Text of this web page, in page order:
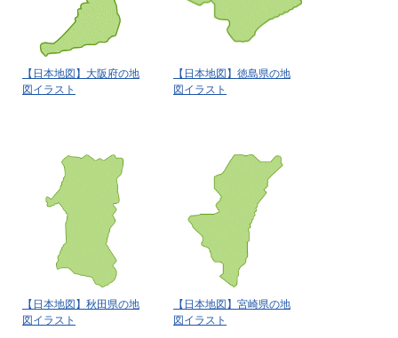
【日本地図】大阪府の地
図イラスト
【日本地図】徳島県の地
図イラスト
【日本地図】秋田県の地
図イラスト
【日本地図】宮崎県の地
図イラスト